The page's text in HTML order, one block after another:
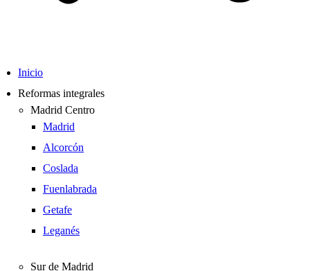
Inicio
Reformas integrales
Madrid Centro
Madrid
Alcorcón
Coslada
Fuenlabrada
Getafe
Leganés
Sur de Madrid